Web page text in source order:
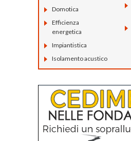
Domotica
Efficienza
energetica
Impiantistica
Isolamento acustico